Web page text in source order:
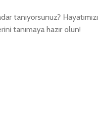
tanıyorsunuz? Hayatımızı
tanımaya hazır olun!